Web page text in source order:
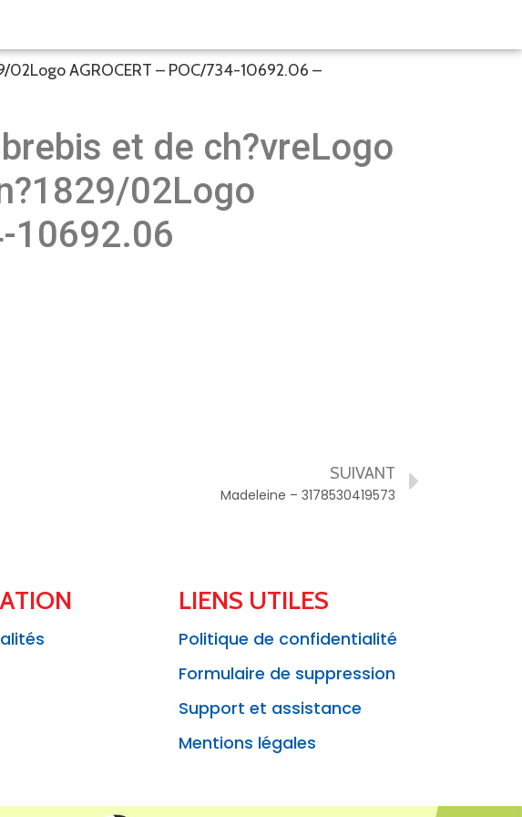
02Logo AGROCERT – POC/734-10692.06 –
et de ch?vreLogo
02Logo
10692.06
SUIVANT
Madeleine – 3178530419573
LIENS UTILES
Politique de confidentialité
Formulaire de suppression
Support et assistance
Mentions légales